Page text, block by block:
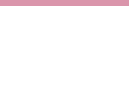
れない日、どう過ごす？